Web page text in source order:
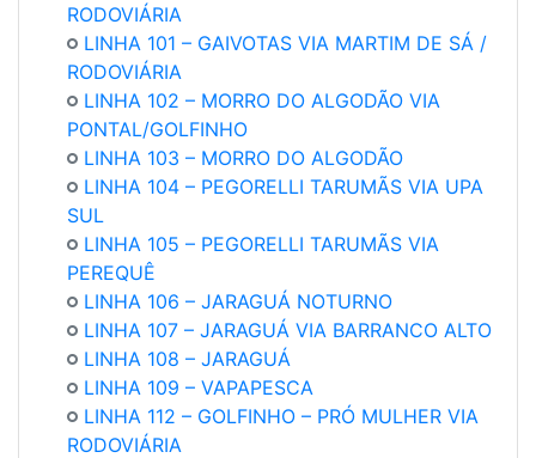
RODOVIÁRIA
LINHA 101 – GAIVOTAS VIA MARTIM DE SÁ /
RODOVIÁRIA
LINHA 102 – MORRO DO ALGODÃO VIA
PONTAL/GOLFINHO
LINHA 103 – MORRO DO ALGODÃO
LINHA 104 – PEGORELLI TARUMÃS VIA UPA
SUL
LINHA 105 – PEGORELLI TARUMÃS VIA
PEREQUÊ
LINHA 106 – JARAGUÁ NOTURNO
LINHA 107 – JARAGUÁ VIA BARRANCO ALTO
LINHA 108 – JARAGUÁ
LINHA 109 – VAPAPESCA
LINHA 112 – GOLFINHO – PRÓ MULHER VIA
RODOVIÁRIA